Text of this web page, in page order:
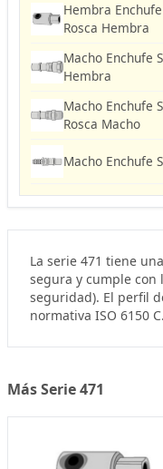
Hembra
Rosca Hembra
Macho Enchufe
Hembra
Macho Enchufe
Rosca Macho
Macho Enchufe
La serie 471 tiene
segura y cumple con
seguridad). El perfil
normativa ISO 6150 C.
Más Serie 471